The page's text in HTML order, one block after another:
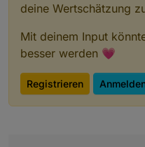
deine Wertschätzung
Mit deinem Input
besser werden 💗
Registrieren